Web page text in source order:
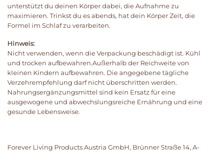
unterstützt du deinen Körper dabei, die Aufnahme zu
maximieren. Trinkst du es abends, hat dein Körper Zeit, die
Formel im Schlaf zu verarbeiten.
Hinweis:
Nicht verwenden, wenn die Verpackung beschädigt ist. Kühl
und trocken aufbewahren.Außerhalb der Reichweite von
kleinen Kindern aufbewahren. Die angegebene tägliche
Verzehrempfehlung darf nicht überschritten werden.
Nahrungsergänzungsmittel sind kein Ersatz für eine
ausgewogene und abwechslungsreiche Ernährung und eine
gesunde Lebensweise.
Forever Living Products Austria GmbH, Brünner Straße 14, A-